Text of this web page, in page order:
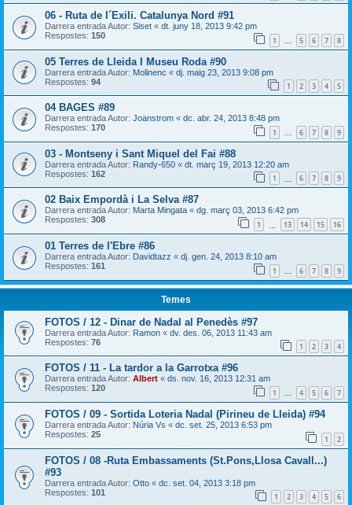
06 - Ruta de l´Exili. Catalunya Nord #91
Darrera entrada Autor: Siset « dt. juny 18, 2013 9:42 pm
Respostes: 150 1 5 6 7 8
05 Terres de Lleida I Museu Roda #90
Darrera entrada Autor: Molinenc « dj. maig 23, 2013 9:08 pm
Respostes: 94 1 2 3 4 5
04 BAGES #89
Darrera entrada Autor: Joanstrom « dc. abr. 24, 2013 8:48 pm
Respostes: 170 1 … 6 7 8 9
03 - Montseny i Sant Miquel del Fai #88
Darrera entrada Autor: Randy-650 « dt. març 19, 2013 12:20 am
Respostes: 162 1 6 7 8 9
02 Baix Empordà i La Selva #87
Darrera entrada Autor: Marta Mingata « dg. març 03, 2013 6:42 pm
Respostes: 308 1 13 14 15 16
01 Terres de l'Ebre #86
Darrera entrada Autor: Davidtazz « dj. gen. 24, 2013 8:10 am
Respostes: 161 1 … 6 7 8 9
Temes
FOTOS / 12 - Dinar de Nadal al Penedès #97
Darrera entrada Autor: Ramon « dv. des. 06, 2013 11:43 am
Respostes: 76 1 2 3 4
FOTOS / 11 - La tardor a la Garrotxa #96
Darrera entrada Autor: Albert « ds. nov. 16, 2013 12:31 am
Respostes: 120 1 … 4 5 6 7
FOTOS / 09 - Sortida Loteria Nadal (Pirineu de Lleida) #94
Darrera entrada Autor: Núria Vs « dc. set. 25, 2013 6:53 pm
Respostes: 25 1 2
FOTOS / 08 -Ruta Embassaments (St.Pons,Llosa Cavall...)
#93
Darrera entrada Autor: Otto « dc. set. 04, 2013 3:18 pm
Respostes: 101 1 2 3 4 5 6